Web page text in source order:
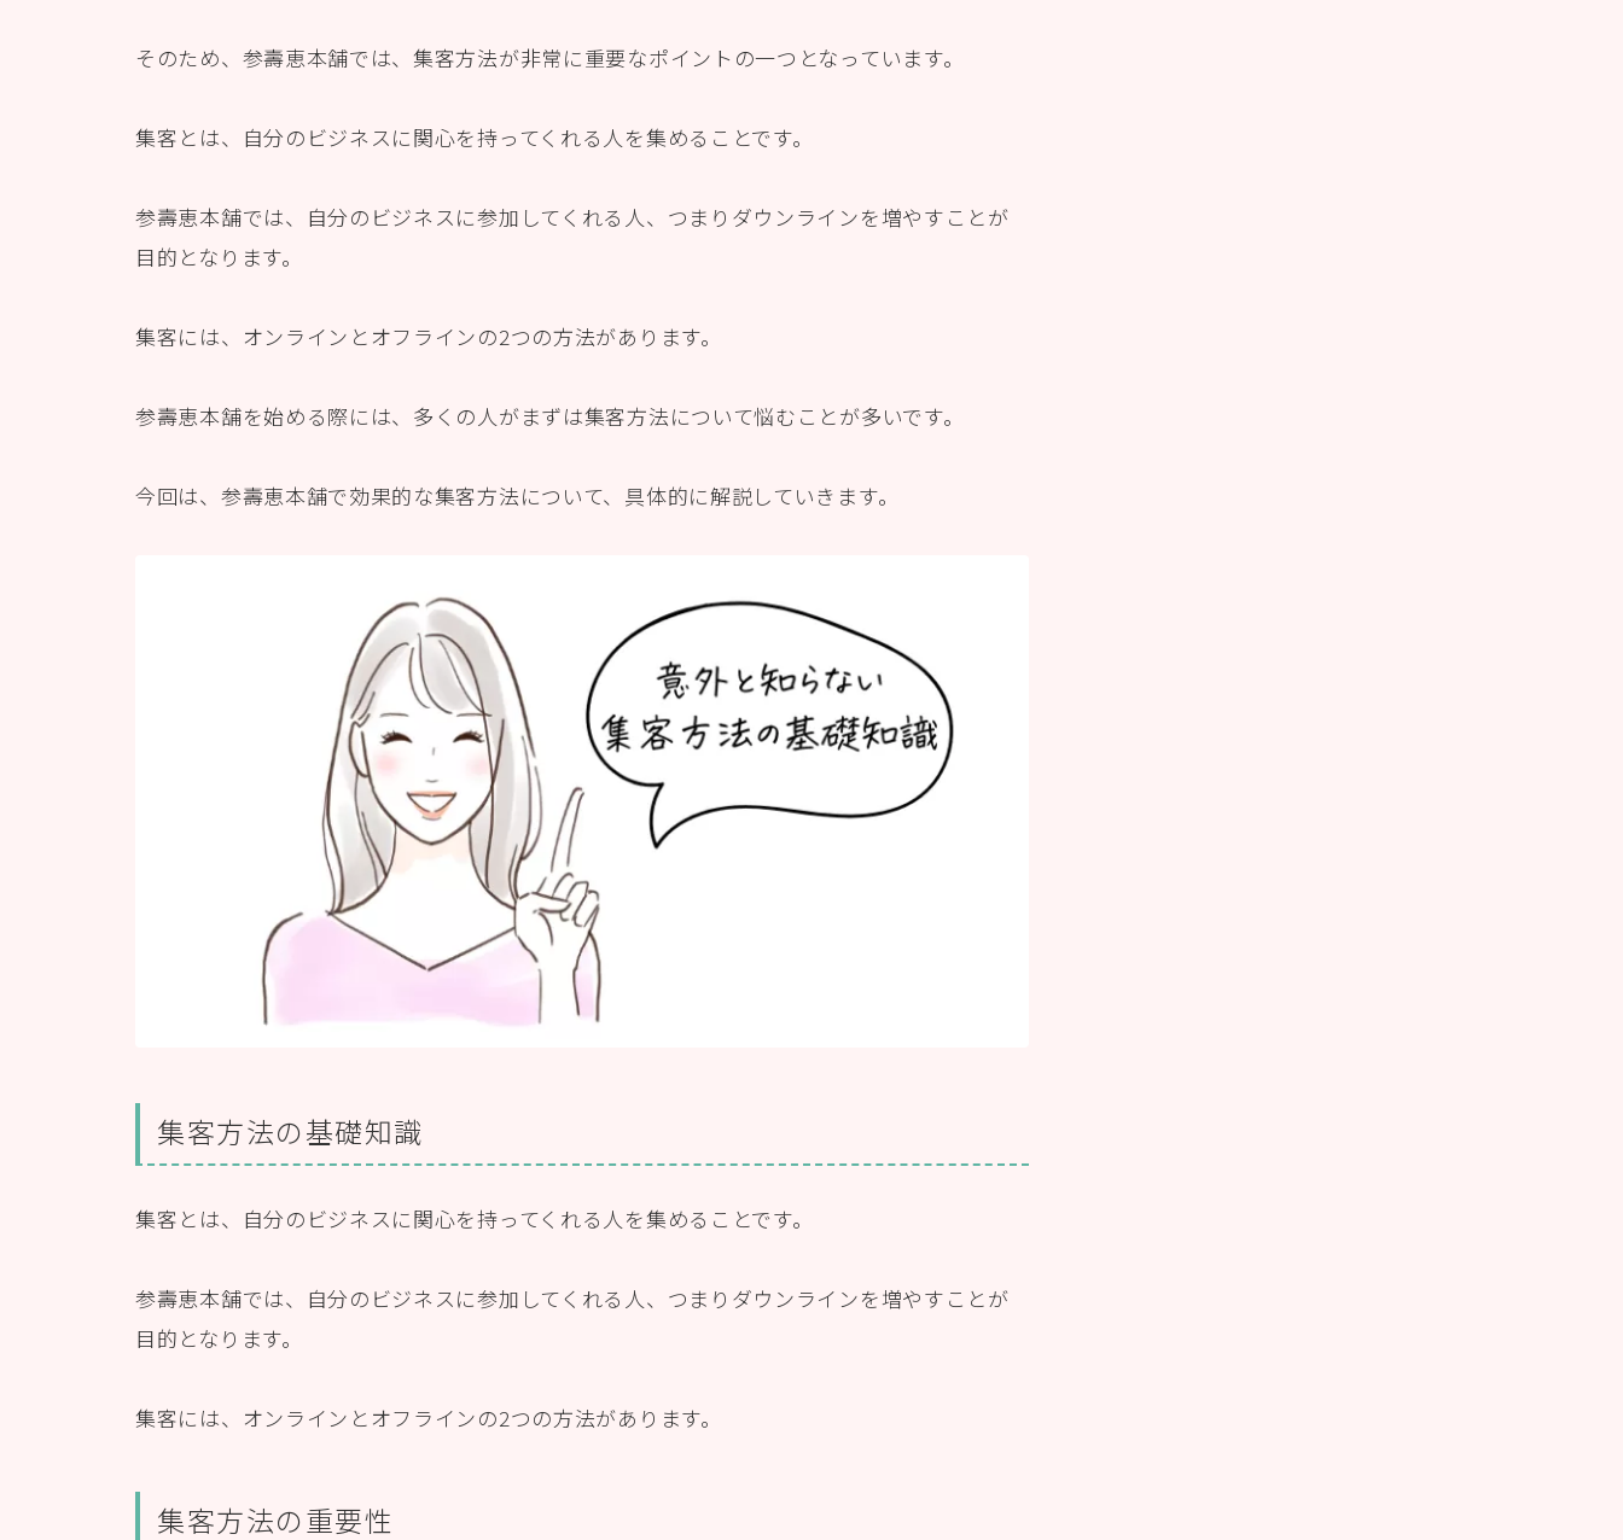
そのため、参壽恵本舗では、集客方法が非常に重要なポイントの一つとなっています。
集客とは、自分のビジネスに関心を持ってくれる人を集めることです。
参壽恵本舗では、自分のビジネスに参加してくれる人、つまりダウンラインを増やすことが
目的となります。
集客には、オンラインとオフラインの2つの方法があります。
参壽恵本舗を始める際には、多くの人がまずは集客方法について悩むことが多いです。
今回は、参壽恵本舗で効果的な集客方法について、具体的に解説していきます。
集客方法の基礎知識
集客とは、自分のビジネスに関心を持ってくれる人を集めることです。
参壽恵本舗では、自分のビジネスに参加してくれる人、つまりダウンラインを増やすことが
目的となります。
集客には、オンラインとオフラインの2つの方法があります。
集客方法の重要性